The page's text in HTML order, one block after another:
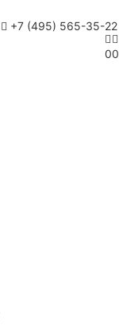
+7 (495) 565-35-22
00